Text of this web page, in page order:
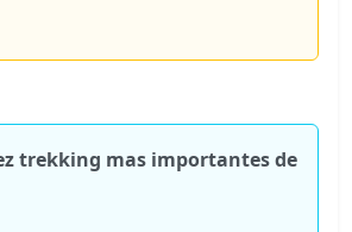
trekking mas importantes de